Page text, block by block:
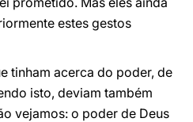
estes gestos
tinham acerca do poder, de
isto, deviam também
vejamos: o poder de Deus